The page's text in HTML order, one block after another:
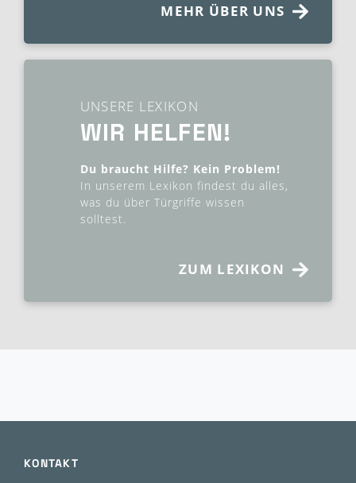
MEHR ÜBER UNS
UNSERE LEXIKON
WIR HELFEN!
Du braucht Hilfe? Kein Problem!
In unserem Lexikon findest du alles,
was du über Türgriffe wissen
solltest.
ZUM LEXIKON
KONTAKT